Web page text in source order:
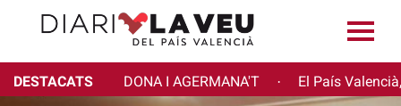
DESTACATS DONA I AGERMANA'T · El País